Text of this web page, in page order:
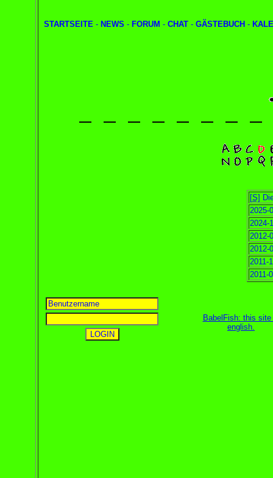
STARTSEITE - NEWS - FORUM - CHAT - GÄSTEBUCH -
[S]
2025-
2024-
2012-
2012-
2011-
2011-
BabelFish: this site
english.